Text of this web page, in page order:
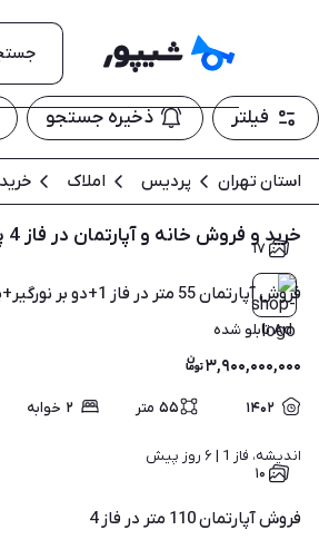
فیلتر ذخیره جستجو
استان تهران پردیس املاک
خرید و فروش خانه و آپارتمان در فاز 4 پردیس
۱۷
فروش آپارتمان 55 متر در فاز 1+دو بر نورگیر+پارکینگ
Ad تابلو شده
۳,۹۰۰,۰۰۰,۰۰۰
۱۴۰۲ ۵۵ متر ۲ خوابه
اندیشه، فاز 1 | ۶ روز پیش
۱۰
فروش آپارتمان 110 متر در فاز 4